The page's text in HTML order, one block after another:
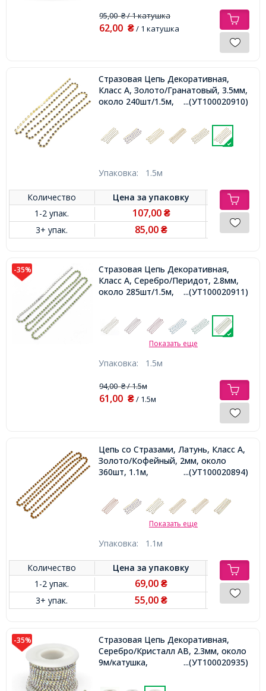
95,00₴/ 1 катушка
62,00 ₴/ 1 катушка
Стразовая Цепь Декоративная,
Класс А, Золото/Гранатовый, 3.5мм,
около 240шт/1.5м,
...(УТ100020910)
Упаковка: 1.5м
Количество Цена заупаковку
1-2 упак.
107,00 ₴
3+ упак. 85,00₴
-35%
Стразовая Цепь Декоративная,
Класс А, Серебро/Перидот, 2.8мм,
около 285шт/1.5м,
...(УТ100020911)
Показать еще
Упаковка: 1.5м
94,00₴/ 1.5м
61,00 ₴/ 1.5м
Цепь со Стразами, Латунь, Класс А,
Золото/Кофейный, 2мм, около
360шт, 1.1м,
...(УТ100020894)
Показать еще
Упаковка: 1.1м
Количество Цена заупаковку
1-2 упак.
69,00₴
3+ упак. 55,00₴
-35%
Стразовая Цепь Декоративная,
Серебро/Кристалл АВ, 2.3мм, около
9м/катушка,
...(УТ100020935)